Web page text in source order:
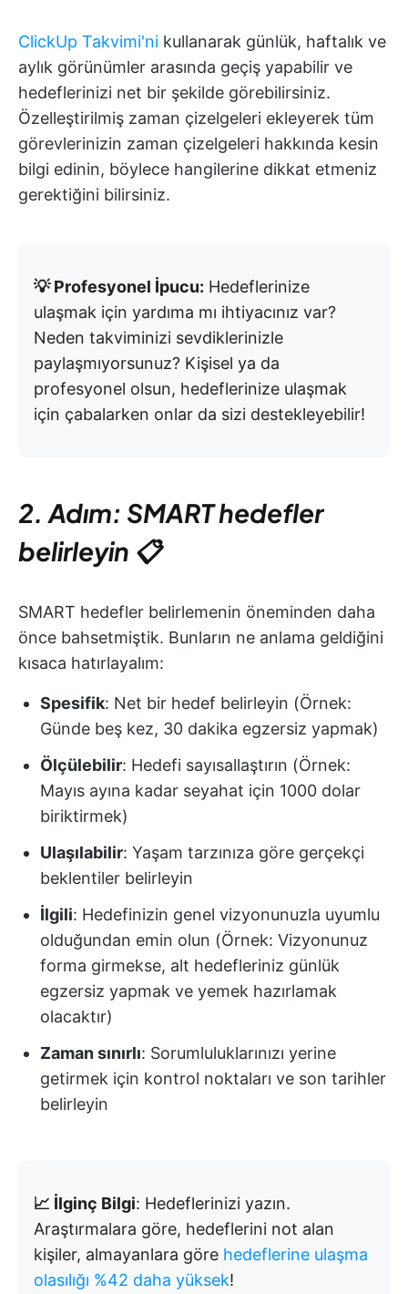
ClickUp Takvimi'ni kullanarak günlük, haftalık ve
aylık görünümler arasında geçiş yapabilir ve
hedeflerinizi net bir şekilde görebilirsiniz.
Özelleştirilmiş zaman çizelgeleri ekleyerek tüm
görevlerinizin zaman çizelgeleri hakkında kesin
bilgi edinin, böylece hangilerine dikkat etmeniz
gerektiğini bilirsiniz.
💡 Profesyonel İpucu: Hedeflerinize
ulaşmak için yardıma mı ihtiyacınız var?
Neden takviminizi sevdiklerinizle
paylaşmıyorsunuz? Kişisel ya da
profesyonel olsun, hedeflerinize ulaşmak
için çabalarken onlar da sizi destekleyebilir!
2. Adım: SMART hedefler
belirleyin 📋
SMART hedefler belirlemenin öneminden daha
önce bahsetmiştik. Bunların ne anlama geldiğini
kısaca hatırlayalım:
Spesifik: Net bir hedef belirleyin (Örnek:
Günde beş kez, 30 dakika egzersiz yapmak)
Ölçülebilir: Hedefi sayısallaştırın (Örnek:
Mayıs ayına kadar seyahat için 1000 dolar
biriktirmek)
Ulaşılabilir: Yaşam tarzınıza göre gerçekçi
beklentiler belirleyin
İlgili: Hedefinizin genel vizyonunuzla uyumlu
olduğundan emin olun (Örnek: Vizyonunuz
forma girmekse, alt hedefleriniz günlük
egzersiz yapmak ve yemek hazırlamak
olacaktır)
Zaman sınırlı: Sorumluluklarınızı yerine
getirmek için kontrol noktaları ve son tarihler
belirleyin
📈 İlginç Bilgi: Hedeflerinizi yazın.
Araştırmalara göre, hedeflerini not alan
kişiler, almayanlara göre hedeflerine ulaşma
olasılığı %42 daha yüksek!